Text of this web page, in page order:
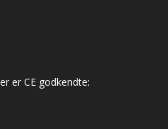
er CE godkendte: